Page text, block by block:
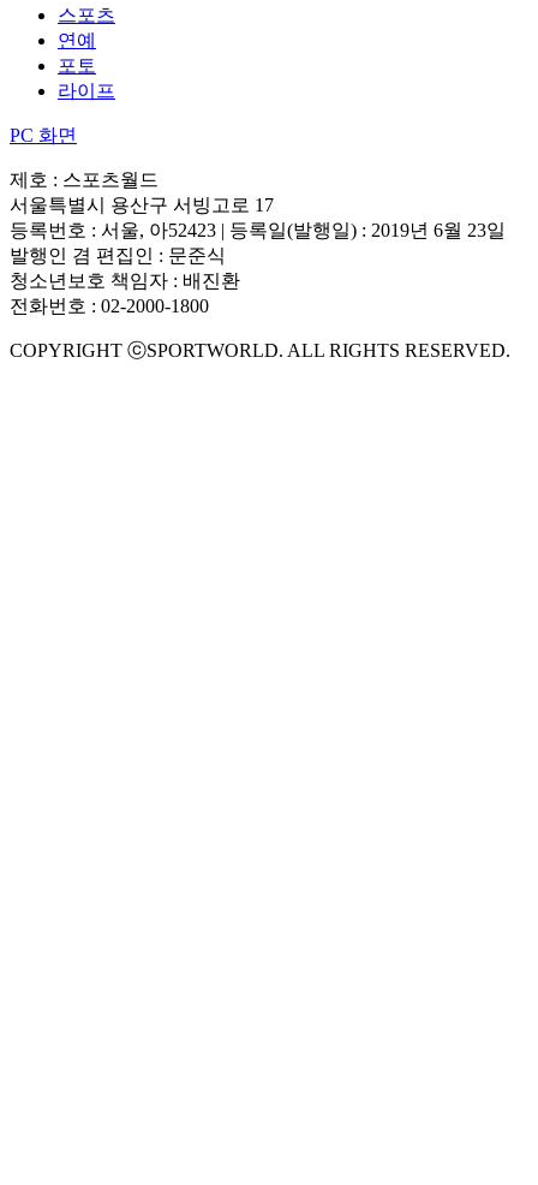
스포츠
연예
포토
라이프
PC 화면
제호 : 스포츠월드
서울특별시 용산구 서빙고로 17
등록번호 : 서울, 아52423 | 등록일(발행일) : 2019년 6월 23일
발행인 겸 편집인 : 문준식
청소년보호 책임자 : 배진환
전화번호 : 02-2000-1800
COPYRIGHT ⓒSPORTWORLD. ALL RIGHTS RESERVED.